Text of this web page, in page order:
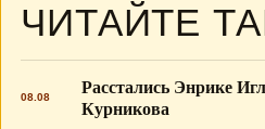
ЧИТАЙТЕ
08.08
Расстались Энрике
Курникова